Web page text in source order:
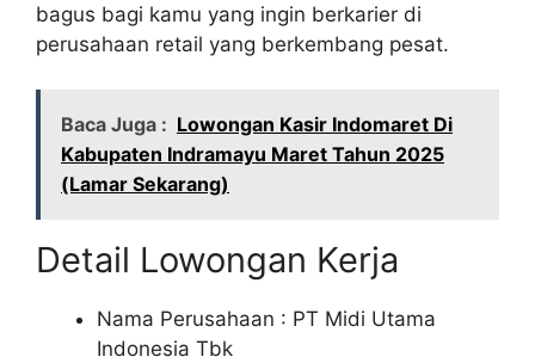
bagus bagi kamu yang ingin berkarier di
perusahaan retail yang berkembang pesat.
Baca Juga : Lowongan Kasir Indomaret Di
Kabupaten Indramayu Maret Tahun 2025
(Lamar Sekarang)
Detail Lowongan Kerja
Nama Perusahaan : PT Midi Utama
Indonesia Tbk